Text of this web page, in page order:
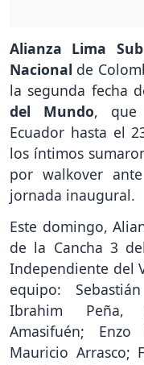
Alianza Lima
Nacional de
la segunda fecha
del Mundo, que
Ecuador hasta el
los íntimos
por walkover
jornada inaugural.
Este domingo,
de la Cancha 3
Independiente del
equipo:
Ibrahim Peña,
Amasifuén;
Mauricio Arrasco;